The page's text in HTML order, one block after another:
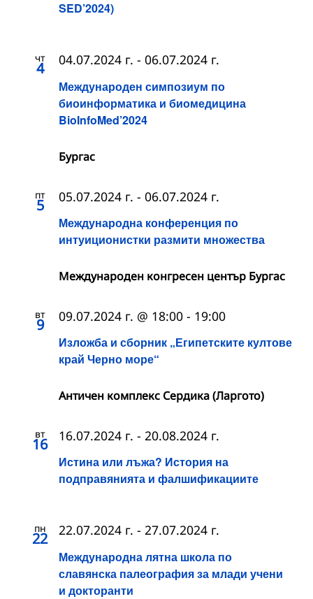
SED’2024)
чт
4
Международен симпозиум по
биоинформатика и биомедицина
BioInfoMed’2024
04.07.2024 г. - 06.07.2024 г.
Бургас
пт
5
Международна конференция по
интуиционистки размити множества
05.07.2024 г. - 06.07.2024 г.
Международен конгресен център Бургас
вт
9
Изложба и сборник „Египетските култове
край Черно море“
09.07.2024 г. @ 18:00 - 19:00
Античен комплекс Сердика (Ларгото)
вт
16
Истина или лъжа? История на
подправянията и фалшификациите
16.07.2024 г. - 20.08.2024 г.
пн
22
Международна лятна школа по
славянска палеография за млади учени
и докторанти
22.07.2024 г. - 27.07.2024 г.